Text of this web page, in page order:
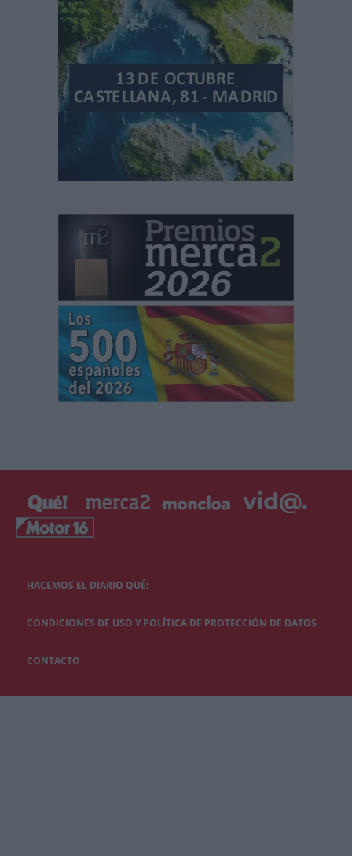
HACEMOS EL DIARIO QUÉ!
CONDICIONES DE USO Y POLÍTICA DE PROTECCIÓN DE DATOS
CONTACTO